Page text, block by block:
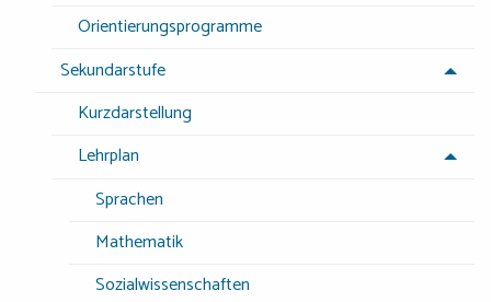
Orientierungsprogramme
Sekundarstufe
Kurzdarstellung
Lehrplan
Sprachen
Mathematik
Sozialwissenschaften